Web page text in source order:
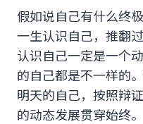
假如说自己有什么终
一生认识自己，推翻
认识自己一定是一个
的自己都是不一样的
明天的自己，按照辩
的动态发展贯穿始终。